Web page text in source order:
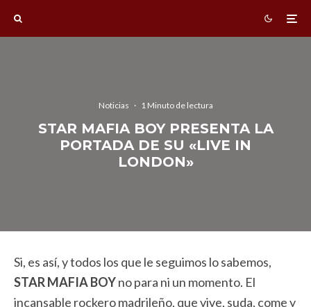
Noticias · 1 Minuto de lectura
STAR MAFIA BOY PRESENTA LA
PORTADA DE SU «LIVE IN
LONDON»
Si, es así, y todos los que le seguimos lo sabemos,
STARMAFIA BOYno para ni un momento. El
incansable rockero madrileño, que vive, suda, come y